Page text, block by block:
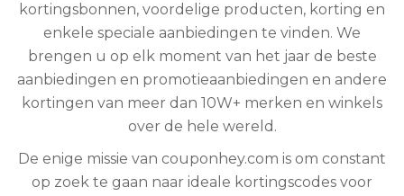
kortingsbonnen, voordelige producten, korting en
enkele speciale aanbiedingen te vinden. We
brengen u op elk moment van het jaar de beste
aanbiedingen en promotieaanbiedingen en andere
kortingen van meer dan 10W+ merken en winkels
over de hele wereld.
De enige missie van couponhey.com is om constant
op zoek te gaan naar ideale kortingscodes voor